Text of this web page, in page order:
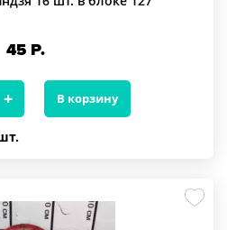
45Р.
В корзину